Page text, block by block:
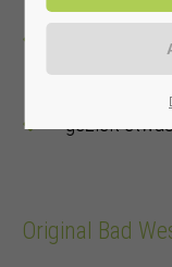
über ein
gezielt
Original Bad